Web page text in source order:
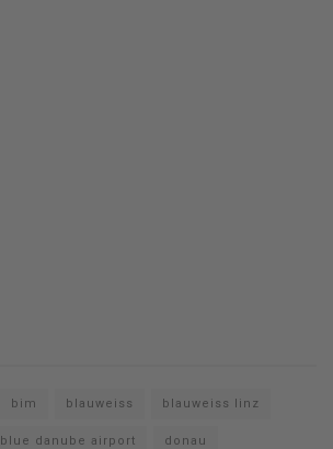
bim blauweiss blauweiss linz
blue danube airport donau